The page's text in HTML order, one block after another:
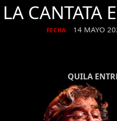
LA CANTATA
FECHA 14 MAYO
QUILA